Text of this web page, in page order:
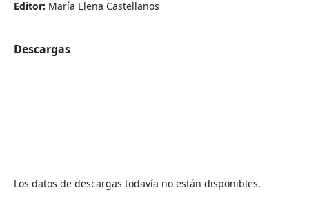
Editor: María Elena Castellanos
Descargas
Los datos de descargas todavía no están disponibles.